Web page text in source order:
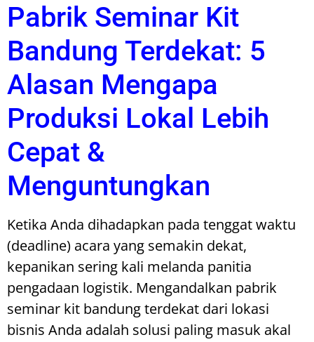
Pabrik Seminar Kit
Bandung Terdekat: 5
Alasan Mengapa
Produksi Lokal Lebih
Cepat &
Menguntungkan
Ketika Anda dihadapkan pada tenggat waktu
(deadline) acara yang semakin dekat,
kepanikan sering kali melanda panitia
pengadaan logistik. Mengandalkan pabrik
seminar kit bandung terdekat dari lokasi
bisnis Anda adalah solusi paling masuk akal